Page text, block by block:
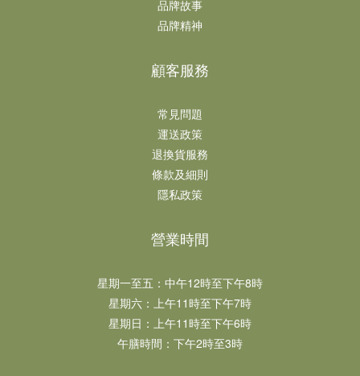
品牌故事
品牌精神
顧客服務
常見問題
運送政策
退換貨服務
條款及細則
隱私政策
營業時間
星期一至五：中午12時至下午8時​​
星期六：上午11時至下午7時​
星期日：上午11時至下午6時​
午膳時間：下午2時至3時